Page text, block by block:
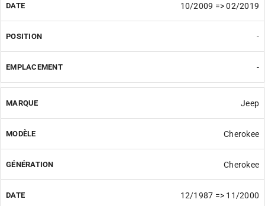
10/2009 => 02/2019
-
-
Jeep
Cherokee
Cherokee
12/1987 => 11/2000